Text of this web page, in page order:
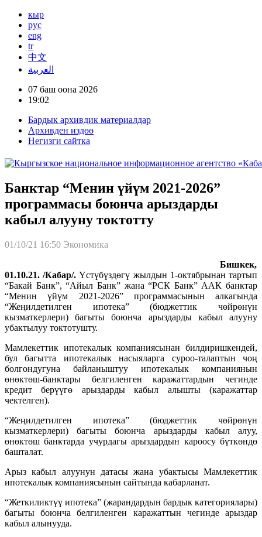
кыр
рус
eng
tr
中文
العربية
07 баш оона 2026
19:02
Бардык архивдик материалдар
Архивден издөө
Негизги сайтка
Банктар “Менин үйүм 2021-2026”
программасы боюнча арыздарды
кабыл алууну токтотту
01/10/21 16:50 Экономика
Бишкек,
01.10.21. /Кабар/.Үстүбүздөгү жылдын 1-октябрынан тартып
“Бакай Банк”, “Айыл Банк” жана “РСК Банк” ААК банктар
“Менин үйүм 2021-2026” программасынын алкагында
“Жеңилдетилген ипотека” (бюджеттик чөйрөнүн
кызматкерлери) багыты боюнча арыздарды кабыл алууну
убактылуу токтотушту.
Мамлекеттик ипотекалык компаниясынан билдиришкендей,
бул багытта ипотекалык насыяларга суроо-талаптын чоң
болгондугуна байланыштуу ипотекалык компаниянын
өнөктөш-банктары белгиленген каражаттардын чегинде
кредит берүүгө арыздарды кабыл алышты (каражаттар
чектелген).
“Жеңилдетилген ипотека” (бюджеттик чөйрөнүн
кызматкерлери) багыты боюнча арыздарды кабыл алуу,
өнөктөш банктарда учурдагы арыздардын кароосу бүткөндө
башталат.
Арыз кабыл алуунун датасы жана убактысы Мамлекеттик
ипотекалык компаниясынын сайтында кабарланат.
“Жеткиликтүү ипотека” (жарандардын бардык категориялары)
багыты боюнча белгиленген каражаттын чегинде арыздар
кабыл алынууда.